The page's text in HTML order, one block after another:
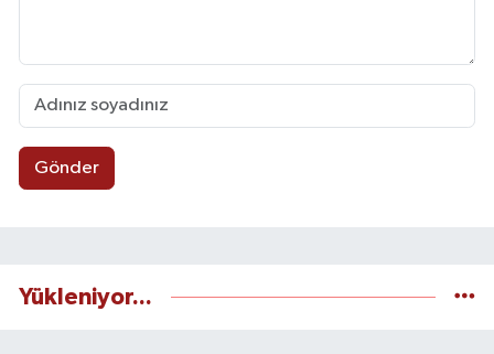
Gönder
Yükleniyor...